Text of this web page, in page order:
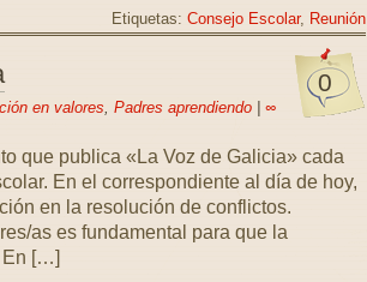
Etiquetas: Consejo Escolar, Reunión
0
en valores, Padres aprendiendo| ∞
que publica «La Voz de Galicia» cada
En el correspondiente al día de hoy,
en la resolución de conflictos.
as es fundamental para que la
En […]